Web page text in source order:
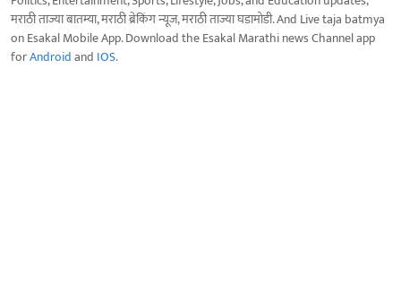
मराठी ताज्या बातम्या, मराठी ब्रेकिंग न्यूज, मराठी ताज्या घडामोडी. And Live taja batmya
on Esakal Mobile App. Download the Esakal Marathi news Channel app
forAndroidand IOS.